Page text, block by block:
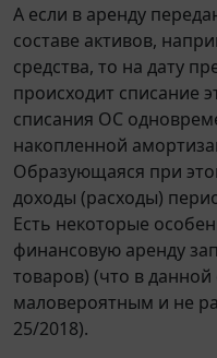
А если в аренду
составе активов,
средства, то на дату
происходит списание
списания ОС
накопленной
Образующаяся при
доходы (расходы)
Есть некоторые
финансовую аренду
товаров) (что в данной
маловероятным и не
25/2018).